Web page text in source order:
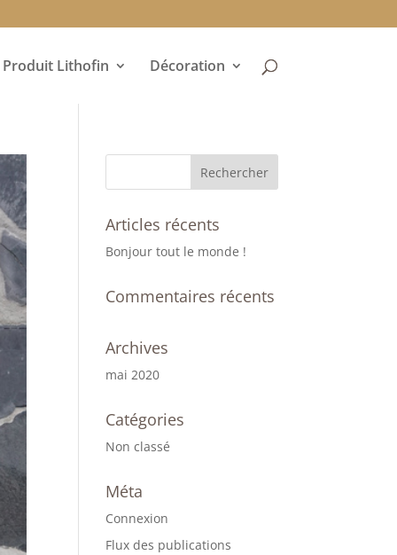
Produit Lithofin Décoration
Articles récents
Bonjour tout le monde !
Commentaires récents
Archives
mai 2020
Catégories
Non classé
Méta
Connexion
Flux des publications